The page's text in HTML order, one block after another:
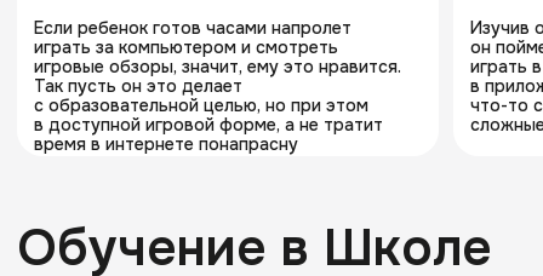
3-12 месяцев Свободный
17 программ
для 8-13 лет
23 программы
для 14-18 лет
Видеоуроки
Лекции в записи для
самостоятельного обучения